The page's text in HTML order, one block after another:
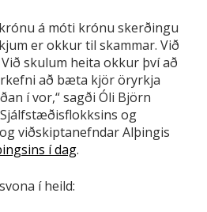
á móti krónu skerðingu
er okkur til skammar. Við
skulum heita okkur því að
að bæta kjör öryrkja
í vor,“ sagði Óli Björn
og
viðskiptanefndar Alþingis
í dag.
í heild: